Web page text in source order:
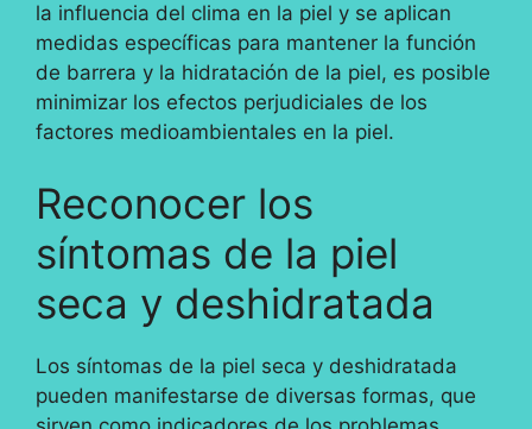
la influencia del clima en la piel y se aplican
medidas específicas para mantener la función
de barrera y la hidratación de la piel, es posible
minimizar los efectos perjudiciales de los
factores medioambientales en la piel.
Reconocer los
síntomas de la piel
seca y deshidratada
Los síntomas de la piel seca y deshidratada
pueden manifestarse de diversas formas, que